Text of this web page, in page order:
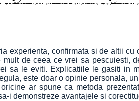
experienta, confirmata si de altii cu
mult de ceea ce vrei sa pescuiesti,
sa le eviti. Explicatiile le gasiti in
este doar o opinie personala,
ar spune ca metoda
i demonstreze avantajele si